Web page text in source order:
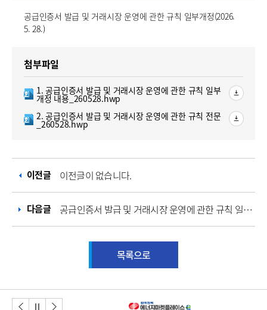
공급인증서 발급 및 거래시장 운영에 관한 규칙 일부개정(2026.
5. 28.)
첨부파일
1. 공급인증서 발급 및 거래시장 운영에 관한 규칙 일부
개정 내용_260528.hwp
2. 공급인증서 발급 및 거래시장 운영에 관한 규칙 전문
_260528.hwp
이전글 이전글이 없습니다.
공급인증서 발급 및 거래시장 운영에 관한 규칙 일부개정
다음글
목록으로
정지